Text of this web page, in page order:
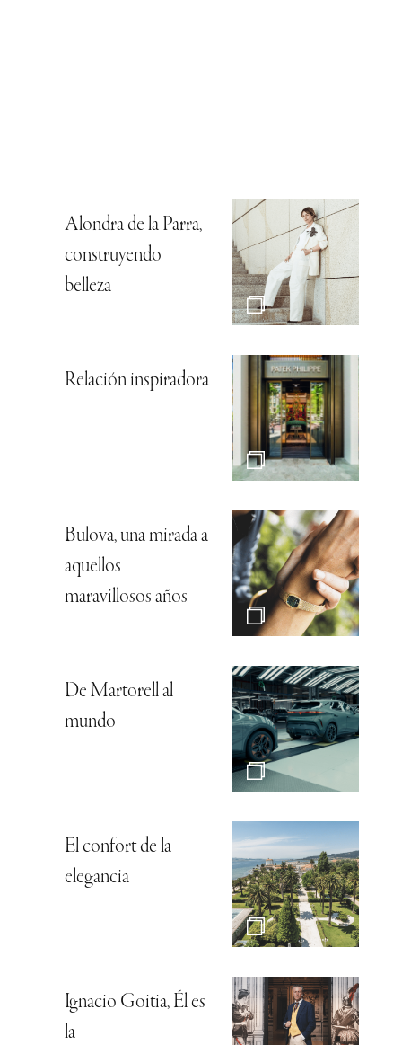
Alondra de la Parra,
construyendo
belleza
Relación inspiradora
Bulova, una mirada a
aquellos
maravillosos años
De Martorell al
mundo
El confort de la
elegancia
Ignacio Goitia, Él es
la